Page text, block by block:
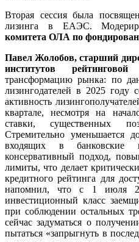
Вторая сессия была
лизинга в ЕАЭС.
комитета ОЛА по
Павел Жолобов, старший
институтов
трансформацию рынка: по
лизингодателей в 2025 году
активность
квартале, несмотря на
ставки, существенных
Стремительно уменьшается
входящих в банковские
консервативный подход,
лимиты, что делает
кредитного рейтинга для
напомнил, что с 1 июля
инвестиционный класс
при соблюдении остальных
сейчас задуматься о
пытаться «запрыгнуть в